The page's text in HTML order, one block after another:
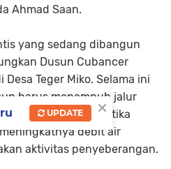
Ahmad Saan.
yang sedang dibangun
Dusun Cubancer
Teger Miko. Selama ini
harus menempuh jalur
terkendala ketika
debit air
aktivitas penyeberangan.
×
UPDATE